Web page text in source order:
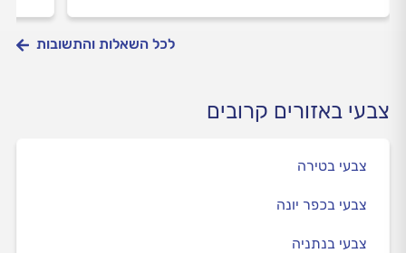
לכל השאלות והתשובות
צבעי באזורים קרובים
צבעי בטירה
צבעי בכפר יונה
צבעי בנתניה